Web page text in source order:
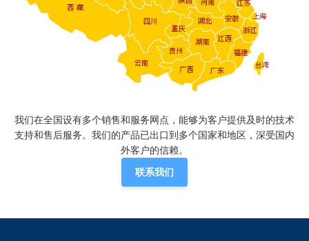
我们在全国设有多个销售和服务网点，能够为客户提供及时的技术
支持和售后服务。我们的产品已出口到多个国家和地区，深受国内
外客户的信赖。
联系我们